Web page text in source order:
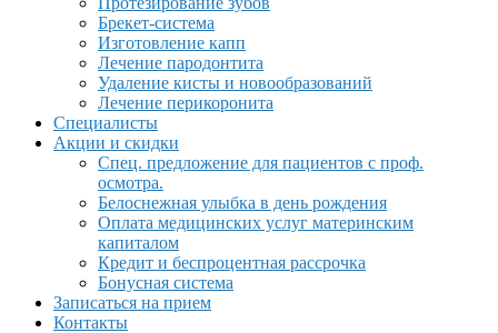
Брекет-система
Изготовление капп
Лечение пародонтита
Удаление кисты и новообразований
Лечение перикоронита
Специалисты
Акции и скидки
Спец. предложение для пациентов с проф.
осмотра.
Белоснежная улыбка в день рождения
Оплата медицинских услуг материнским
капиталом
Кредит и беспроцентная рассрочка
Бонусная система
Записаться на прием
Контакты